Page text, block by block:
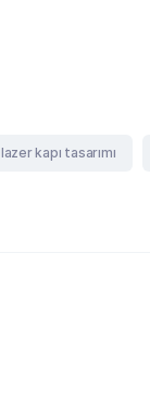
lazer kapı tasarımı